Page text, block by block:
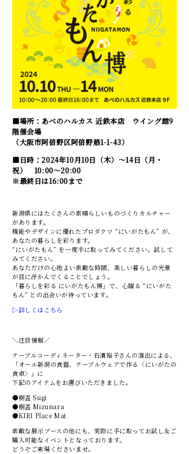
■場所：あべのハルカス 近鉄本店 ウイング館9
階催会場
（大阪市阿倍野区阿倍野筋1-1-43）
■日時：2024年10月10日（木）～14日（月・
祝） 10:00～20:00
※最終日は16:00まで
新潟県にはたくさんの素晴らしいものづくりカルチャー
があります。
機能やデザインに優れたプロダクツ “にいがたもん” が、
あなたの暮らしを彩ります。
“にいがたもん” を一度手に取ってみてください。試して
みてください。
あなただけの心地よい素敵な時間、楽しい暮らしの光景
が目に浮かんでくることでしょう。
「暮らしを彩る にいがたもん博」で、心躍る “にいがた
もん” との出会いが待っています。
▷詳しくはこちら
＼注目情報／
テーブルコーディネーター・石濱裕子さんの演出による、
「オール新潟の食器、テーブルウェアで作る〈にいがたの
食卓〉」に
下記のアイテムをお選びいただきました。
●樹盃 Sugi
●樹盃 Mizunara
●KIRI Place Mat
素敵な展示ブースの他にも、実際に手に取ってお試し＆ご
購入可能なイベントとなっております。
どうぞご来場くださいませ。